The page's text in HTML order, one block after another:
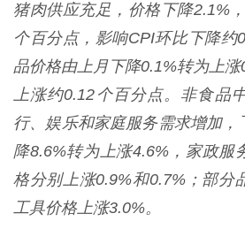
猪肉供应充足，价格下降2.1%
个百分点，影响CPI环比下降约
品价格由上月下降0.1%转为上
上涨约0.12个百分点。非食品
行、娱乐和家庭服务需求增加，
降8.6%转为上涨4.6%，家政服
格分别上涨0.9%和0.7%；部分
工具价格上涨3.0%。